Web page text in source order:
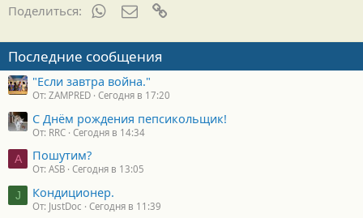
о
т
и
:
Поделиться: WhatsAppЭлектронная почта
Последние сообщения
"Если завтра война."
От: ZAMPRED Сегодня в 17:20
С Днём рождения пепсикольщик!
От: RRC Сегодня в 14:34
A Пошутим?
От: ASB Сегодня в 13:05
J Кондиционер.
От: JustDoc Сегодня в 11:39